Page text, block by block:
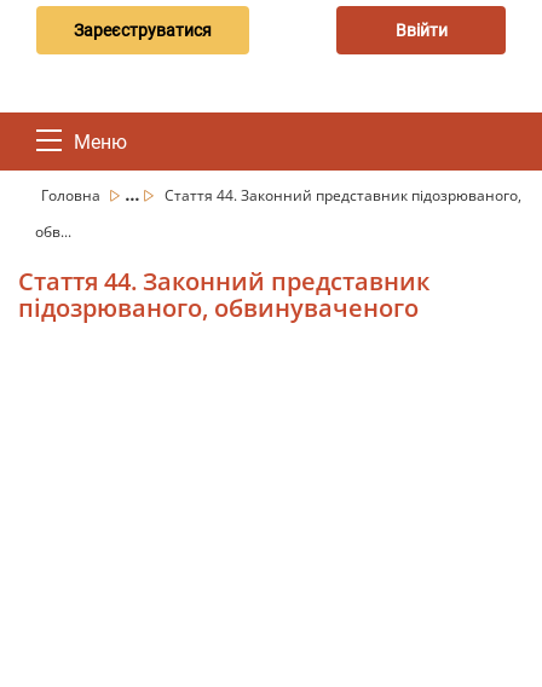
Зареєструватися Ввійти
Меню
Головна ...
Стаття 44. Законний представник підозрюваного,
обв...
Стаття 44. Законний представник
підозрюваного, обвинуваченого